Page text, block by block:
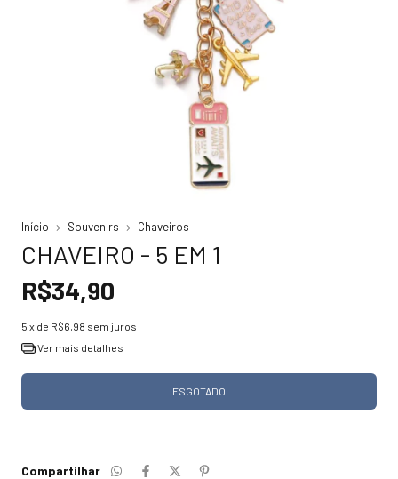
Início Souvenirs Chaveiros
CHAVEIRO - 5 EM 1
R$34,90
5 x de R$6,98 sem juros
Ver mais detalhes
Compartilhar